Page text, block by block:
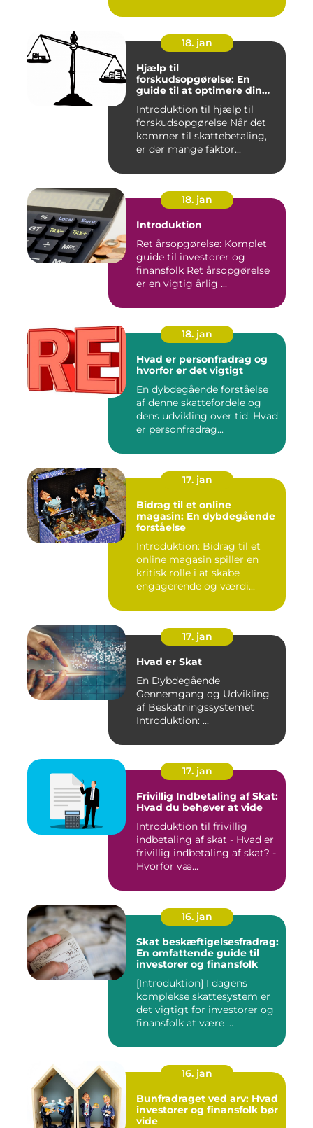
18. jan
Hjælp til
forskudsopgørelse: En
guide til at optimere din
Introduktion til hjælp til
forskudsopgørelse Når det
kommer til skattebetaling,
er der mange faktor...
18. jan
Introduktion
Ret årsopgørelse: Komplet
guide til investorer og
finansfolk Ret årsopgørelse
er en vigtig årlig ...
18. jan
Hvad er personfradrag og
hvorfor er det vigtigt
En dybdegående forståelse
af denne skattefordele og
dens udvikling over tid. Hvad
er personfradrag...
17. jan
Bidrag til et online
magasin: En dybdegående
forståelse
Introduktion: Bidrag til et
online magasin spiller en
kritisk rolle i at skabe
engagerende og værdi...
17. jan
Hvad er Skat
En Dybdegående
Gennemgang og Udvikling
af Beskatningssystemet
Introduktion: ...
17. jan
Frivillig Indbetaling af Skat:
Hvad du behøver at vide
Introduktion til frivillig
indbetaling af skat - Hvad er
frivillig indbetaling af skat? -
Hvorfor væ...
16. jan
Skat beskæftigelsesfradrag:
En omfattende guide til
investorer og finansfolk
[Introduktion] I dagens
komplekse skattesystem er
det vigtigt for investorer og
finansfolk at være ...
16. jan
Bunfradraget ved arv: Hvad
investorer og finansfolk bør
vide